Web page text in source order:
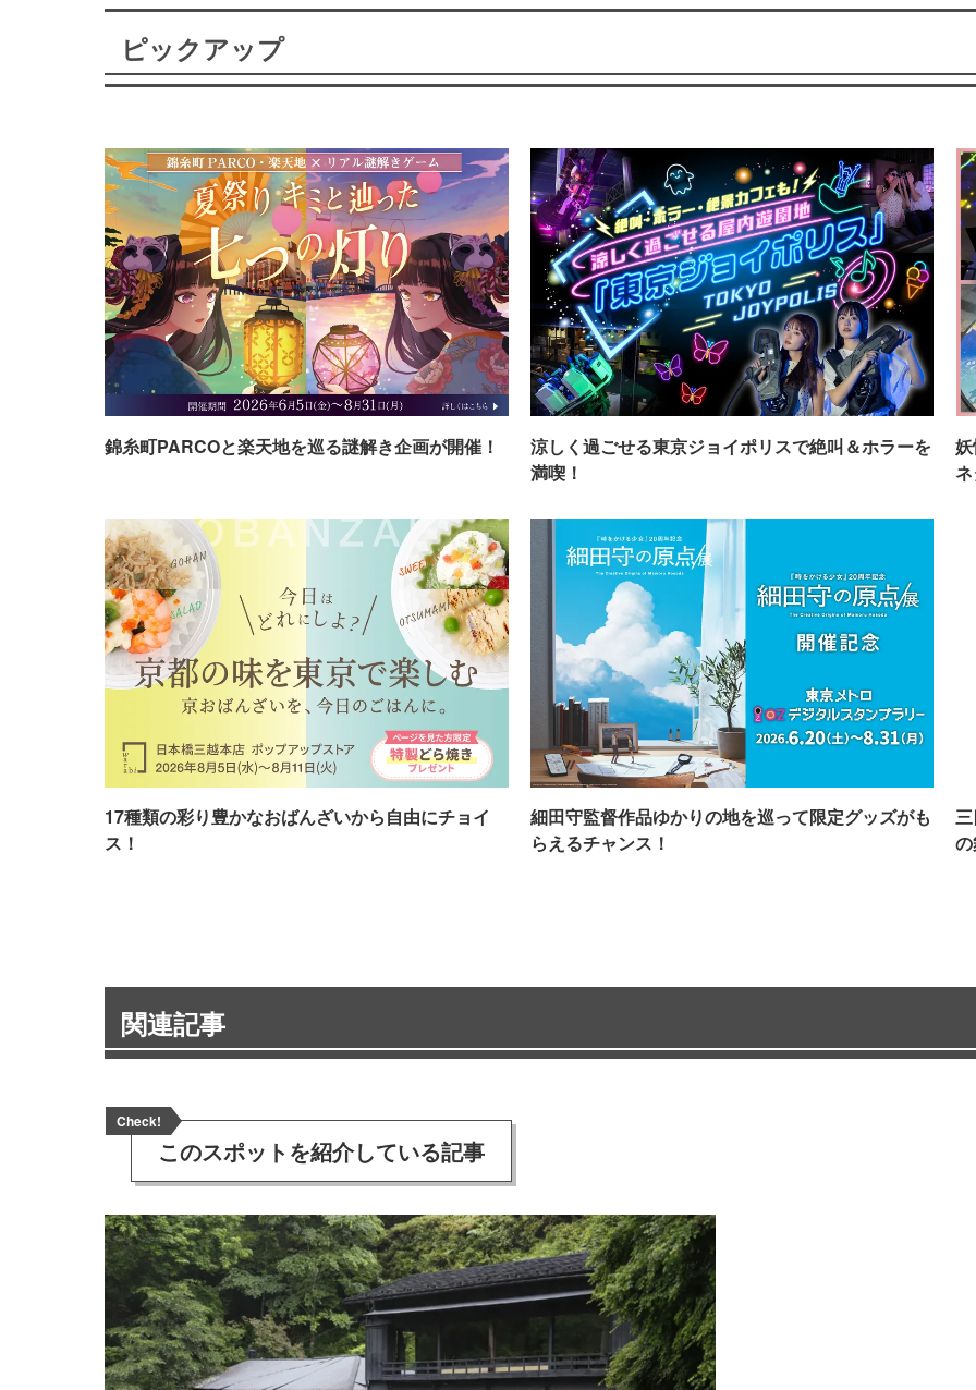
ピックアップ
錦糸町PARCOと楽天地を巡る謎解き企画が開催！
涼しく過ごせる東京ジョイポリスで絶叫＆ホラーを
満喫！
17種類の彩り豊かなおばんざいから自由にチョイ
ス！
細田守監督作品ゆかりの地を巡って限定グッズがも
らえるチャンス！
関連記事
Check!
このスポットを紹介している記事